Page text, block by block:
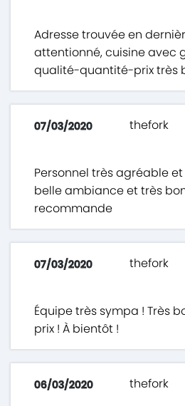
Adresse trouvée en
attentionné, cuisine avec
qualité-quantité-prix très
07/03/2020 thefork
Personnel très agréable
belle ambiance et très
recommande
07/03/2020 thefork
Équipe très sympa ! Très
prix ! À bientôt !
06/03/2020 thefork